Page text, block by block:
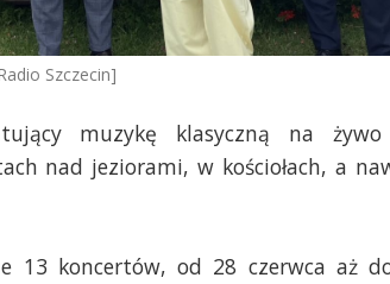
Szczecin]
muzykę klasyczną na
nad jeziorami, w kościołach, a
13 koncertów, od 28 czerwca aż